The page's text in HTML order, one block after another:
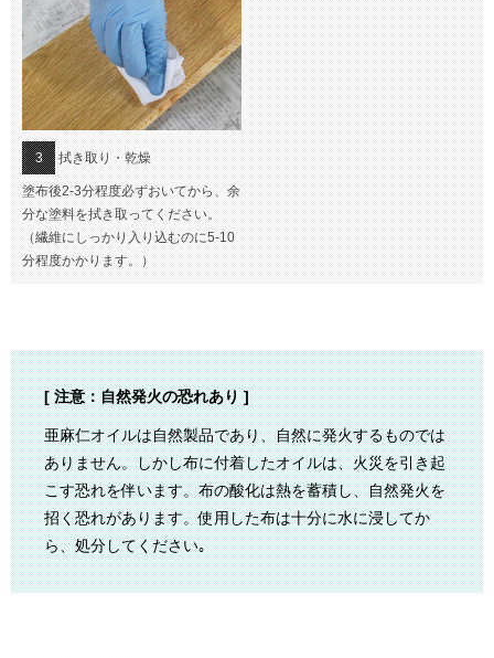
3 拭き取り・乾燥
塗布後2-3分程度必ずおいてから、余
分な塗料を拭き取ってください。
（繊維にしっかり入り込むのに5-10
分程度かかります。）
[ 注意：自然発火の恐れあり ]
亜麻仁オイルは自然製品であり、自然に発火するものでは
ありません。しかし布に付着したオイルは、火災を引き起
こす恐れを伴います。布の酸化は熱を蓄積し、自然発火を
招く恐れがあります。使用した布は十分に水に浸してか
ら、処分してください｡